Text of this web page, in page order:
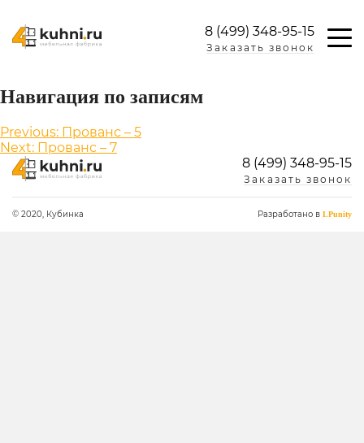
8 (499) 348-95-15
Заказать звонок
Навигация по записям
Previous: Прованс – 5
Next: Прованс – 7
8 (499) 348-95-15
Заказать звонок
© 2020, Кубинка Разработано в LPunity